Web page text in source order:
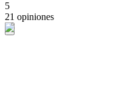
5
21 opiniones